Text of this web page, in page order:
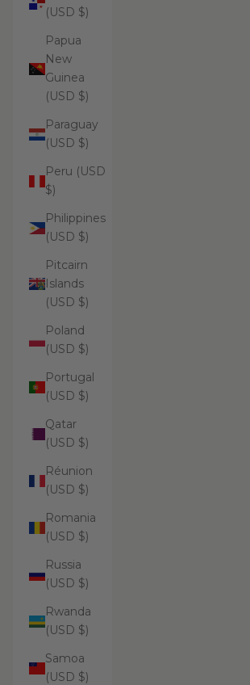
(USD $)
Papua
New
Guinea
(USD $)
Paraguay
(USD $)
Peru (USD
$)
Philippines
(USD $)
Pitcairn
Islands
(USD $)
Poland
(USD $)
Portugal
(USD $)
Qatar
(USD $)
Réunion
(USD $)
Romania
(USD $)
Russia
(USD $)
Rwanda
(USD $)
Samoa
(USD $)